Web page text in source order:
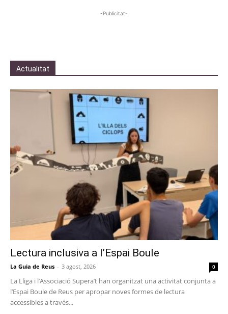
-Publicitat-
Actualitat
Lectura inclusiva a l’Espai Boule
La Guia de Reus - 3 agost, 2026 0
La Lliga i l’Associació Supera’t han organitzat una activitat conjunta a
l’Espai Boule de Reus per apropar noves formes de lectura
accessibles a través...